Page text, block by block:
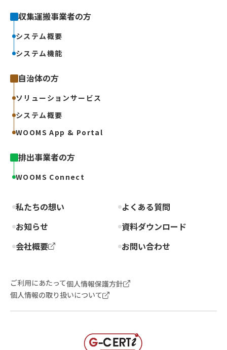
収集運搬事業者の方
システム概要
システム機能
自治体の方
ソリューションサービス
システム概要
WOOMS App & Portal
排出事業者の方
WOOMS Connect
私たちの想い
よくある質問
お知らせ
資料ダウンロード
お問い合わせ
会社概要
ご利用にあたって個人情報保護方針
個人情報の取り扱いについて